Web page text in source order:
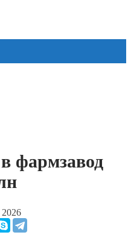
фармзавод
2026